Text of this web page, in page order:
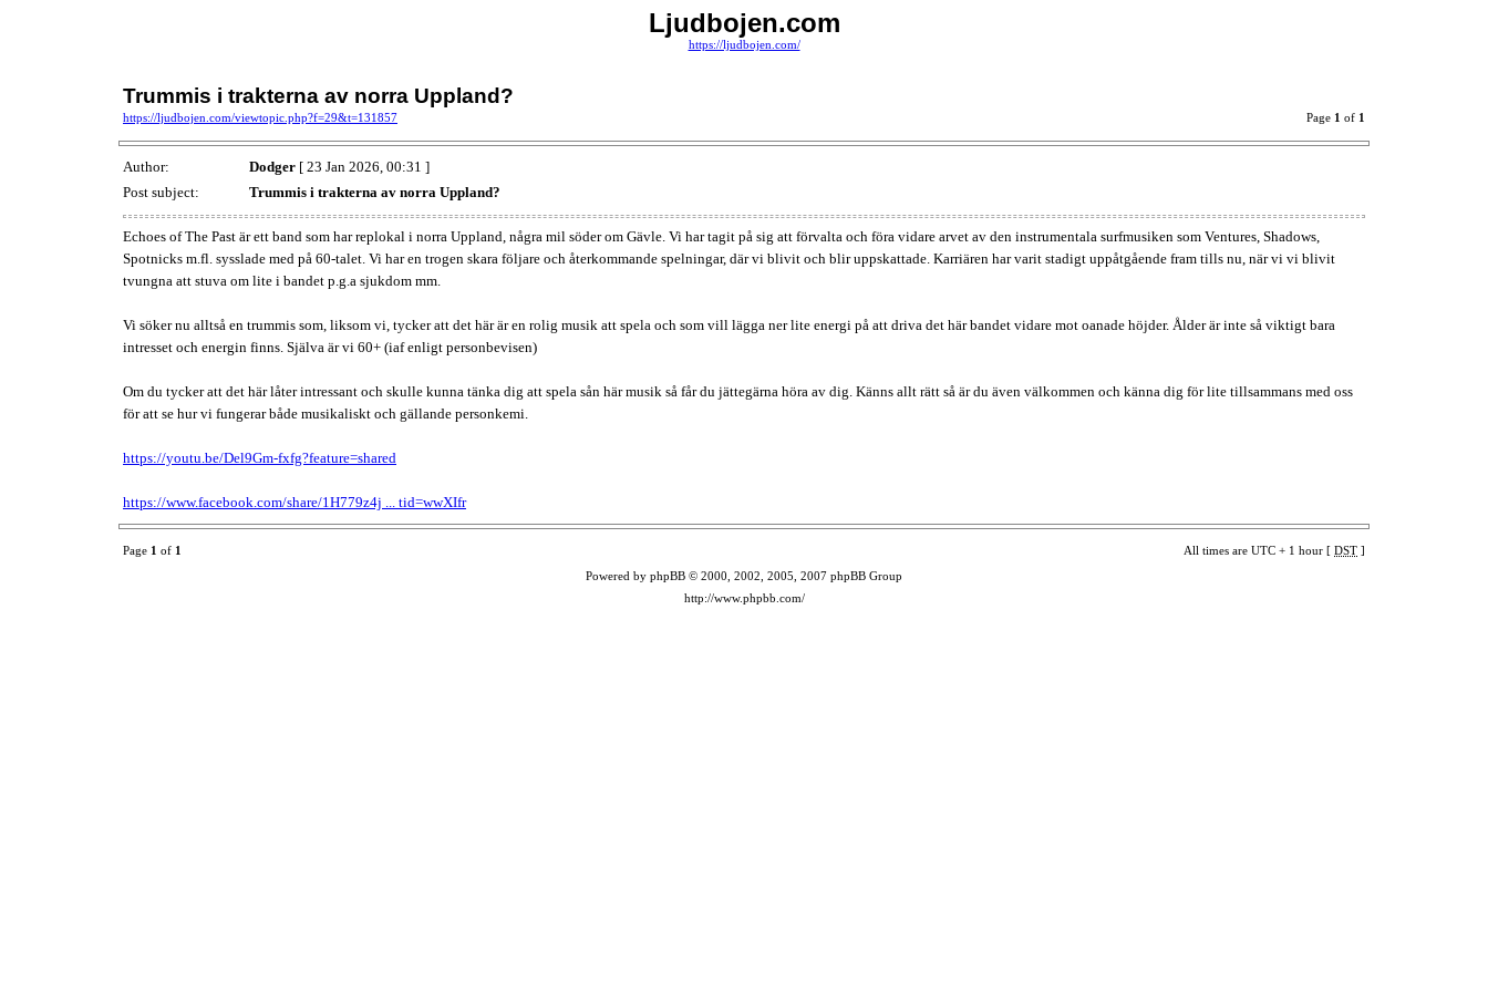
Ljudbojen.com
https://ljudbojen.com/
Trummis i trakterna av norra Uppland?
https://ljudbojen.com/viewtopic.php?f=29&t=131857 Page 1 of 1
Author: Dodger [ 23 Jan 2026, 00:31 ]
Post subject:
Trummis i trakterna av norra Uppland?
Echoes of The Past är ett band som har replokal i norra Uppland, några mil söder om Gävle. Vi har tagit på sig att förvalta och föra vidare arvet av den instrumentala surfmusiken som Ventures, Shadows,
Spotnicks m.fl. sysslade med på 60-talet. Vi har en trogen skara följare och återkommande spelningar, där vi blivit och blir uppskattade. Karriären har varit stadigt uppåtgående fram tills nu, när vi vi blivit
tvungna att stuva om lite i bandet p.g.a sjukdom mm.
Vi söker nu alltså en trummis som, liksom vi, tycker att det här är en rolig musik att spela och som vill lägga ner lite energi på att driva det här bandet vidare mot oanade höjder. Ålder är inte så viktigt bara
intresset och energin finns. Själva är vi 60+ (iaf enligt personbevisen)
Om du tycker att det här låter intressant och skulle kunna tänka dig att spela sån här musik så får du jättegärna höra av dig. Känns allt rätt så är du även välkommen och känna dig för lite tillsammans med oss
för att se hur vi fungerar både musikaliskt och gällande personkemi.
https://youtu.be/Del9Gm-fxfg?feature=shared
https://www.facebook.com/share/1H779z4j ... tid=wwXIfr
Page 1 of 1 All times are UTC + 1 hour [ DST ]
Powered by phpBB © 2000, 2002, 2005, 2007 phpBB Group
http://www.phpbb.com/